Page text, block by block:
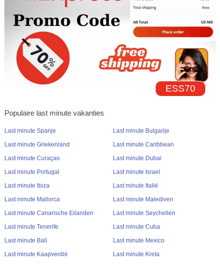
ESS70
Populaire last minute vakanties
Last minute Spanje
Last minute Griekenland
Last minute Curaçao
Last minute Portugal
Last minute Ibiza
Last minute Mallorca
Last minute Canarische Eilanden
Last minute Tenerife
Last minute Bali
Last minute Kaapverdië
Last minute Bulgarije
Last minute Caribbean
Last minute Dubai
Last minute Israel
Last minute Italië
Last minute Malediven
Last minute Seychellen
Last minute Cuba
Last minute Mexico
Last minute Kreta